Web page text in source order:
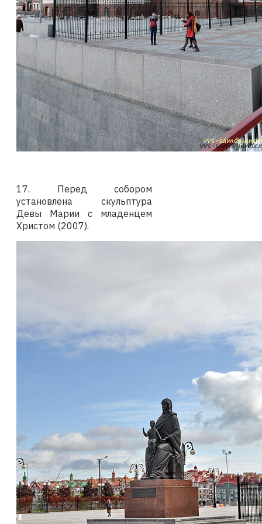
17. Перед собором
установлена скульптура
Девы Марии с младенцем
Христом (2007).